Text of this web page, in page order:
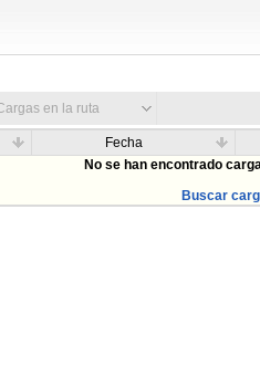
en la ruta
Fecha
No se han encontrado
Buscar